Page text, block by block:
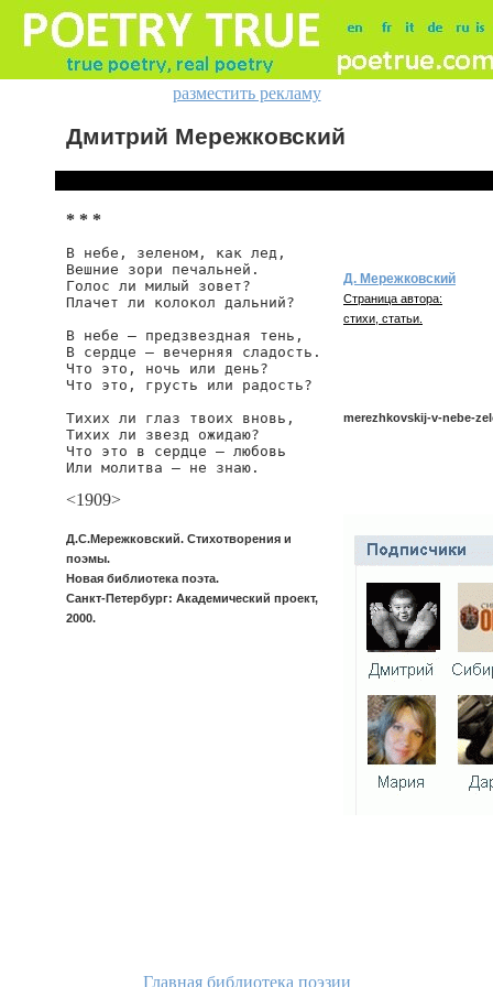
разместить рекламу
Дмитрий Мережковский
* * *
В небе, зеленом, как лед,
Вешние зори печальней.
Голос ли милый зовет?
Плачет ли колокол дальний?
В небе — предзвездная тень,
В сердце — вечерняя сладость.
Что это, ночь или день?
Что это, грусть или радость?
Тихих ли глаз твоих вновь,
Тихих ли звезд ожидаю?
Что это в сердце — любовь
Или молитва — не знаю.
<1909>
Д.С.Мережковский. Стихотворения и
поэмы.
Новая библиотека поэта.
Санкт-Петербург: Академический проект,
2000.
Д. Мережковский
Страница автора:
стихи, статьи.
merezhkovskij-v-nebe-
Главная библиотека поэзии